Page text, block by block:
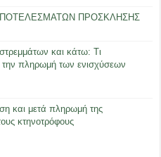
ΠΡΟΣΚΛΗΣΗΣ
και κάτω: Τι
την πληρωμή των ενισχύσεων
και μετά πληρωμή της
κτηνοτρόφους